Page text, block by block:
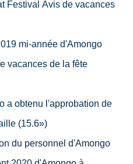
Festival Avis de vacances
mi-année d'Amongo
vacances de la fête
a obtenu l'approbation de
(15.6»)
du personnel d'Amongo